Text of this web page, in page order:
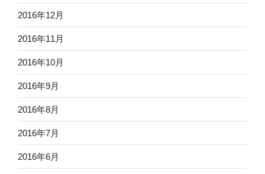
2016年12月
2016年11月
2016年10月
2016年9月
2016年8月
2016年7月
2016年6月